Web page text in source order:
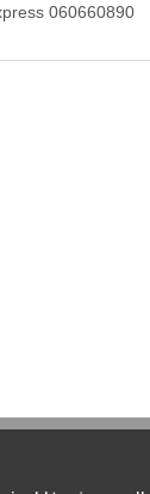
060660890